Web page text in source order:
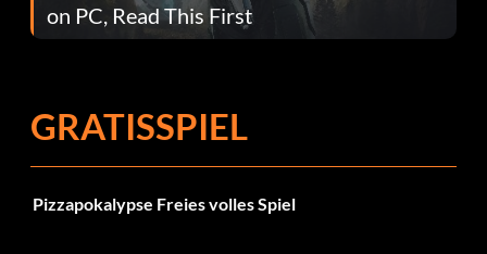
on PC, Read This First
GRATISSPIEL
Pizzapokalypse Freies volles Spiel